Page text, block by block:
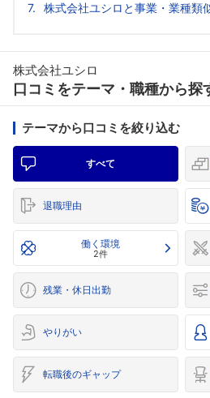
株式会社ユシロと事業・業種類
株式会社ユシロ
口コミをテーマ・職種から探
テーマから口コミを絞り込む
すべて
退職理由
働く環境
2件
残業・休日出勤
やりがい
転職後のギャップ